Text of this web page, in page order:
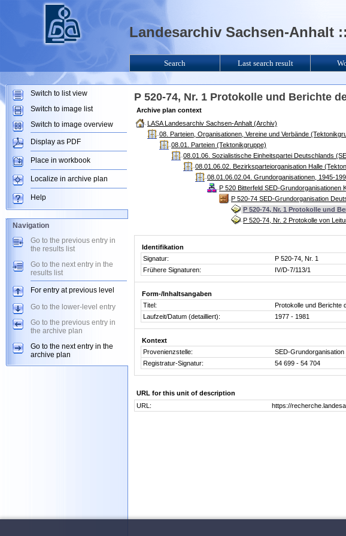
P 520-74, Nr. 1 Protokolle und Berichte
Archive plan context
LASA Landesarchiv Sachsen-Anhalt (Archiv)
08. Parteien, Organisationen, Vereine und Verbände
08.01. Parteien (Tektonikgruppe)
08.01.06. Sozialistische Einheitspartei Deutschlands
08.01.06.02. Bezirksparteiorganisation Halle
08.01.06.02.04. Grundorganisationen, 1945-
P 520 Bitterfeld SED-Grundorganisationen
P 520-74 SED-Grundorganisation
P 520-74, Nr. 1 Protokolle und
P 520-74, Nr. 2 Protokolle von
Identifikation
Signatur:
P 520-74, Nr. 1
Frühere Signaturen:
IV/D-7/113/1
Form-/Inhaltsangaben
Titel:
Protokolle und Berichte
Laufzeit/Datum (detailliert):
1977 - 1981
Kontext
Provenienzstelle:
SED-
Registratur-Signatur:
54 699 - 54 704
URL for this unit of description
URL:
https://
Landesarchiv Sachsen-Anhalt
Search Last search result
Switch to list view
Switch to image list
Switch to image overview
Display as PDF
Place in workbook
Localize in archive plan
Help
Navigation
Go to the previous entry in
the results list
Go to the next entry in the
results list
For entry at previous level
Go to the lower-level entry
Go to the previous entry in
the archive plan
Go to the next entry in the
archive plan